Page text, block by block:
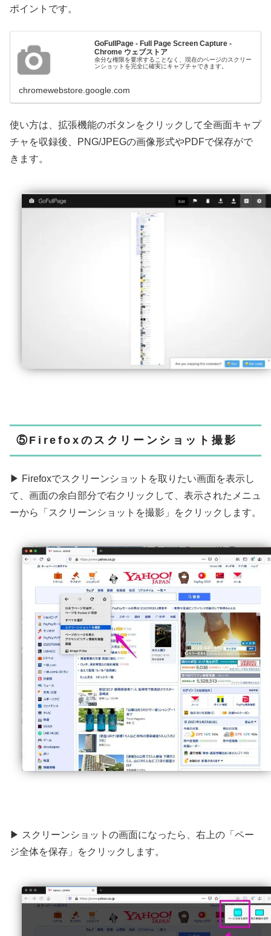
ポイントです。
GoFullPage - Full Page Screen Capture -
Chrome ウェブストア
余分な権限を要求することなく、現在のページのスクリー
ンショットを完全に確実にキャプチャできます。
chromewebstore.google.com
使い方は、拡張機能のボタンをクリックして全画面キャプ
チャを収録後、PNG/JPEGの画像形式やPDFで保存がで
きます。
⑤Firefoxのスクリーンショット撮影
▶ Firefoxでスクリーンショットを取りたい画面を表示し
て、画面の余白部分で右クリックして、表示されたメニュ
ーから「スクリーンショットを撮影」をクリックします。
▶ スクリーンショットの画面になったら、右上の「ペー
ジ全体を保存」をクリックします。